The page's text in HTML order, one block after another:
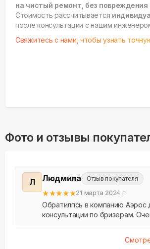
на чистый ремонт, без
Стоимость рассчитывается
после консультации с нашим
Свяжитесь с нами, чтобы узнать
Фото и отзывы
Л Людмила Отзыв покупателя
★★★★★21 марта 2024 г.
Обратилпсь в компанию Аэрос
консультации по бризерам.
подстроились под мои возм...